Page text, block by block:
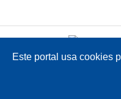
Este portal usa cookies